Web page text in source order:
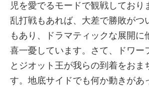
児を愛でるモードで観戦しており
乱打戦もあれば、大差で勝敗がつ
もあり、ドラマティックな展開に
喜一憂しています。さて、ドワー
とジオット王が我らの到着をおま
す。地底サイドでも何か動きがあ